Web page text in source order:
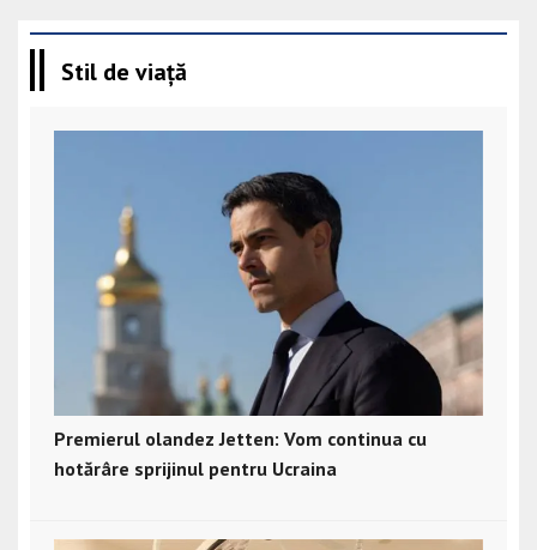
Stil de viață
Premierul olandez Jetten: Vom continua cu
hotărâre sprijinul pentru Ucraina